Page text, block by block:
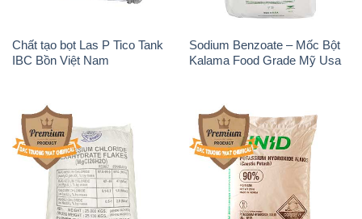
Chất tạo bọt Las P Tico Tank
IBC Bồn Việt Nam
Sodium Benzoate – Mốc Bột
Kalama Food Grade Mỹ Usa